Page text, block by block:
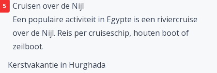
Cruisen over de Nijl
Een populaire activiteit in Egypte is een riviercruise
over de Nijl. Reis per cruiseschip, houten boot of
zeilboot.
Kerstvakantie in Hurghada